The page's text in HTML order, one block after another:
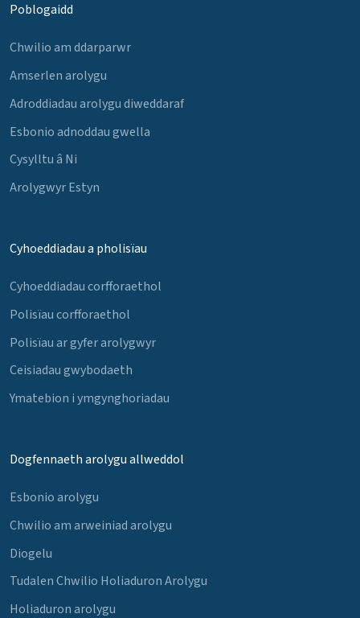
Poblogaidd
Chwilio am ddarparwr
Amserlen arolygu
Adroddiadau arolygu diweddaraf
Esbonio adnoddau gwella
Cysylltu â Ni
Arolygwyr Estyn
Cyhoeddiadau a pholisïau
Cyhoeddiadau corfforaethol
Polisïau corfforaethol
Polisïau ar gyfer arolygwyr
Ceisiadau gwybodaeth
Ymatebion i ymgynghoriadau
Dogfennaeth arolygu allweddol
Esbonio arolygu
Chwilio am arweiniad arolygu
Diogelu
Tudalen Chwilio Holiaduron Arolygu
Holiaduron arolygu